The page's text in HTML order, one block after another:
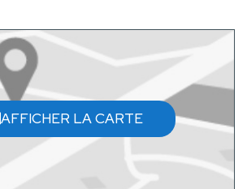
AFFICHER LA CARTE